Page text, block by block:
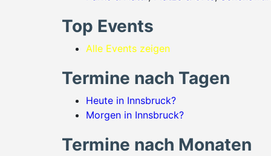
Top Events
Alle Events zeigen
Termine nach Tagen
Heute in Innsbruck?
Morgen in Innsbruck?
Termine nach Monaten